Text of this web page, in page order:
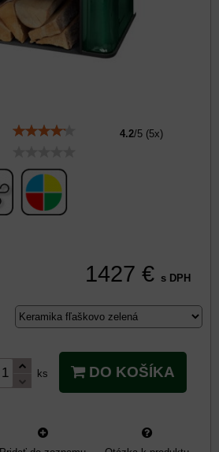
4.2/5 (5x)
1427 € s DPH
ks DO KOŠÍKA